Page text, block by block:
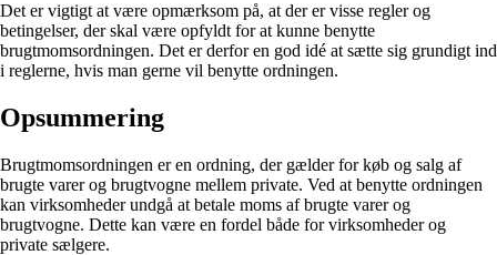
Det er vigtigt at være opmærksom på, at der er visse regler og
betingelser, der skal være opfyldt for at kunne benytte
brugtmomsordningen. Det er derfor en god idé at sætte sig grundigt ind
i reglerne, hvis man gerne vil benytte ordningen.
Opsummering
Brugtmomsordningen er en ordning, der gælder for køb og salg af
brugte varer og brugtvogne mellem private. Ved at benytte ordningen
kan virksomheder undgå at betale moms af brugte varer og
brugtvogne. Dette kan være en fordel både for virksomheder og
private sælgere.